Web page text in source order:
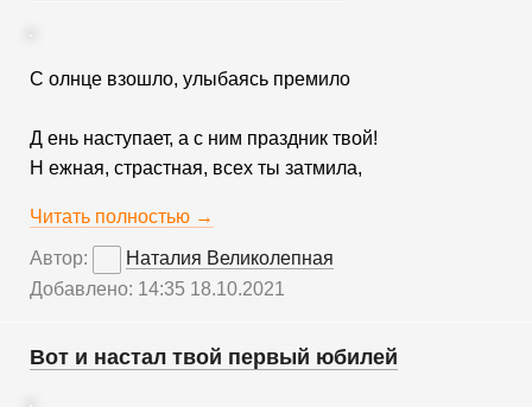
С олнце взошло, улыбаясь премило
Д ень наступает, а с ним праздник твой!
Н ежная, страстная, всех ты затмила,
Читать полностью →
Автор:
Наталия Великолепная
Добавлено: 14:35 18.10.2021
Вот и настал твой первый юбилей